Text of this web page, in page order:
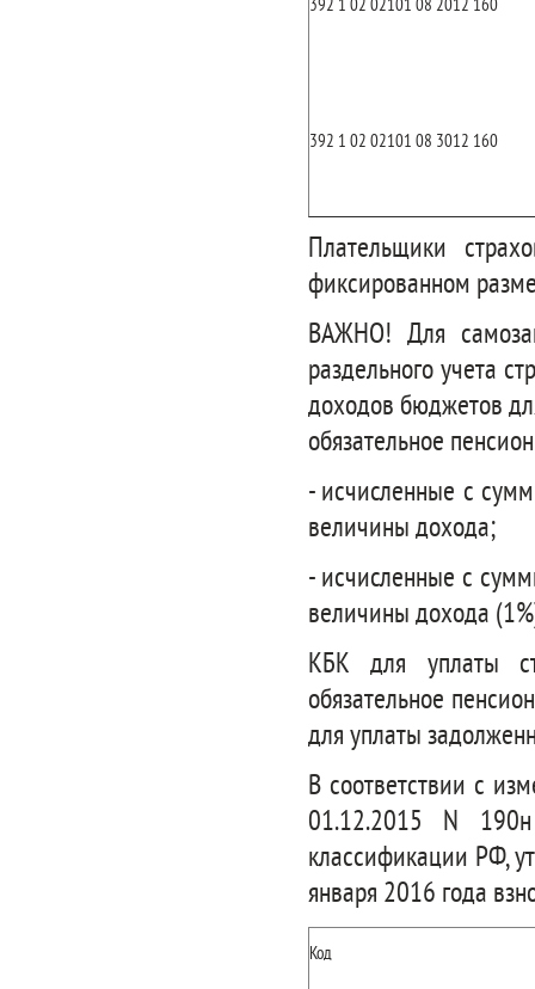
392 1 02 02101 08 2012 160
392 1 02 02101 08 3012 160
Плательщики
фиксированном
ВАЖНО! Для
раздельного учета
доходов бюджетов
обязательное
- исчисленные с
величины дохода;
- исчисленные с
величины дохода
КБК для уплаты
обязательное
для уплаты
В соответствии с
01.12.2015 N
классификации РФ,
января 2016 года
Код